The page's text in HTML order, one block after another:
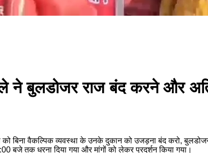
बुलडोजर राज बंद करने और
बिना वैकल्पिक व्यवस्था के उनके दुकान को उजड़ना बंद करो, बुलडोजर
तक धरना दिया गया और मांगों को लेकर प्रदर्शन किया गया।